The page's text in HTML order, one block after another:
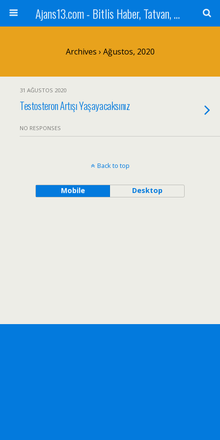
Ajans13.com - Bitlis Haber, Tatvan, Ahlat, Adilcevaz, Mutki, Hizan, Güroymak, Gazete, Ajans, 13, Haber
Archives › Ağustos, 2020
31 AĞUSTOS 2020
Testosteron Artışı Yaşayacaksınız
NO RESPONSES
Back to top
Mobile Desktop